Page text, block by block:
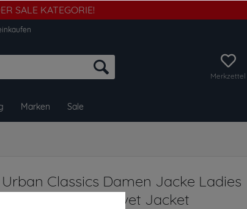
SALE KATEGORIE!
Merkzettel
Marken Sale
Urban Classics Damen Jacke Ladies
Diamond Quilt Velvet Jacket